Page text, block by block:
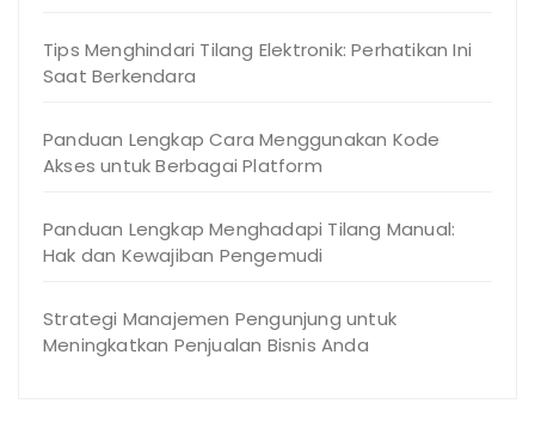
Tips Menghindari Tilang Elektronik: Perhatikan Ini
Saat Berkendara
Panduan Lengkap Cara Menggunakan Kode
Akses untuk Berbagai Platform
Panduan Lengkap Menghadapi Tilang Manual:
Hak dan Kewajiban Pengemudi
Strategi Manajemen Pengunjung untuk
Meningkatkan Penjualan Bisnis Anda